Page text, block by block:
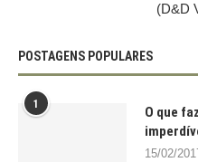
(D&D
POSTAGENS POPULARES
1
O que
15/02/